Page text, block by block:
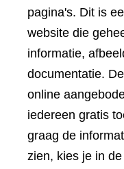
pagina's. Dit is
website die
informatie,
documentatie.
online
iedereen gratis
graag de
zien, kies je in